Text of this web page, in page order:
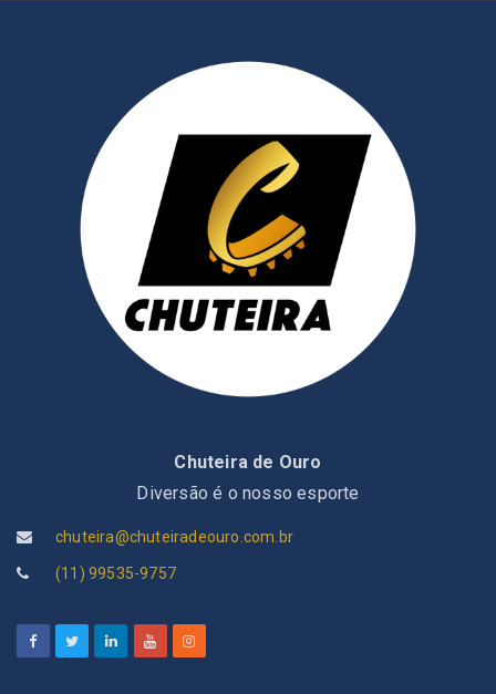
Chuteira de Ouro
Diversão é o nosso esporte
chuteira@chuteiradeouro.com.br
(11) 99535-9757